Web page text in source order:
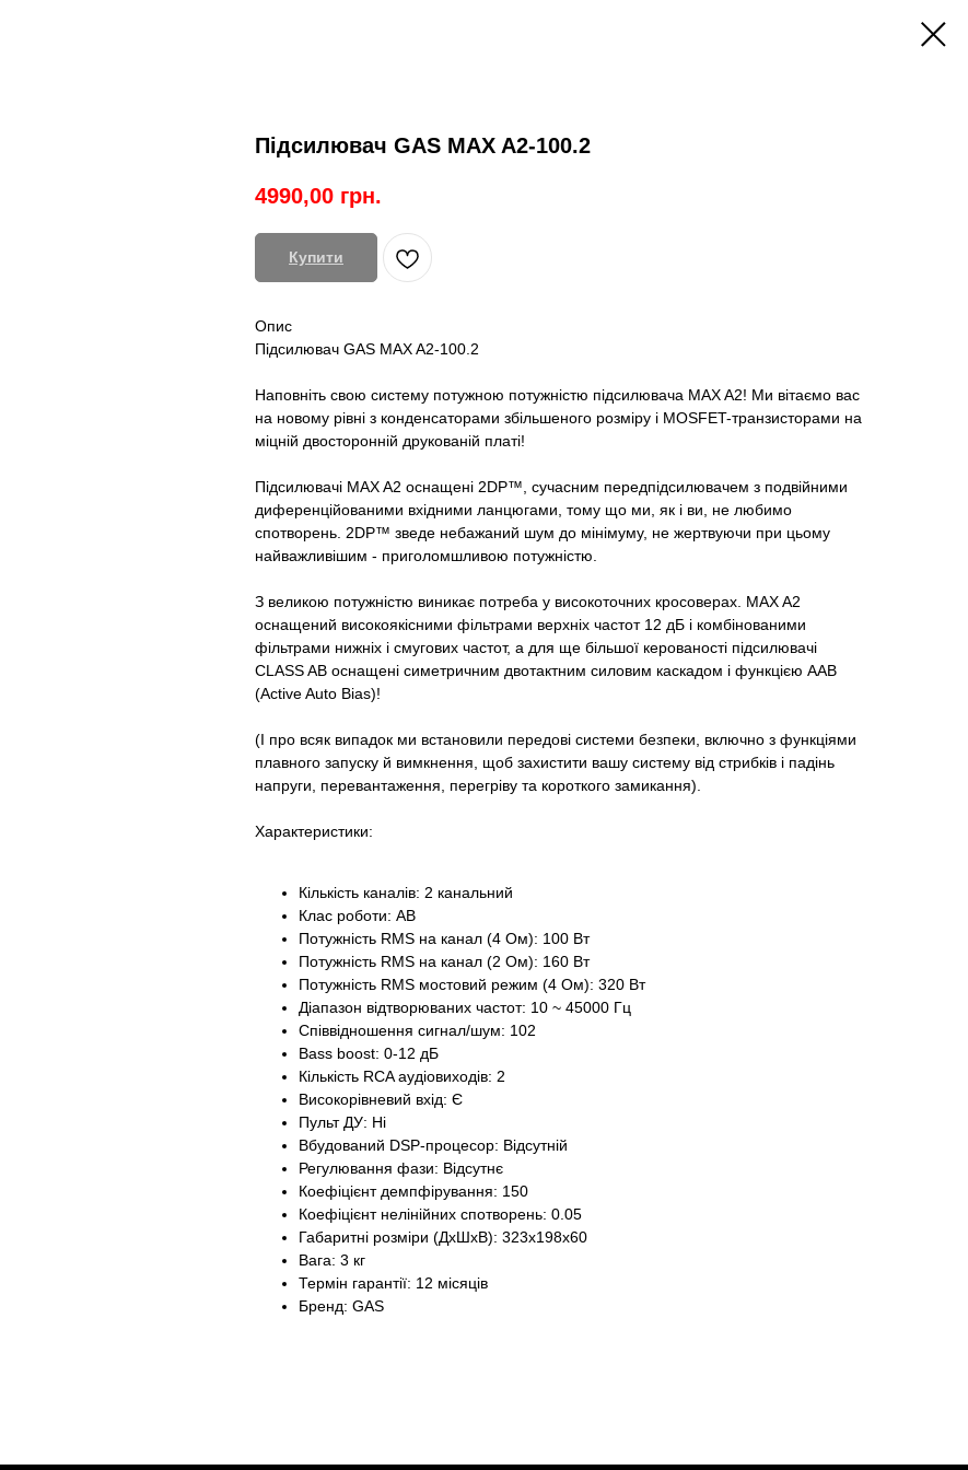
Підсилювач GAS MAX A2-100.2
4990,00 грн.
Купити
Опис
Підсилювач GAS MAX A2-100.2
Наповніть свою систему потужною потужністю підсилювача MAX A2! Ми вітаємо вас
на новому рівні з конденсаторами збільшеного розміру і MOSFET-транзисторами на
міцній двосторонній друкованій платі!
Підсилювачі MAX A2 оснащені 2DP™, сучасним передпідсилювачем з подвійними
диференційованими вхідними ланцюгами, тому що ми, як і ви, не любимо
спотворень. 2DP™ зведе небажаний шум до мінімуму, не жертвуючи при цьому
найважливішим - приголомшливою потужністю.
З великою потужністю виникає потреба у високоточних кросоверах. MAX A2
оснащений високоякісними фільтрами верхніх частот 12 дБ і комбінованими
фільтрами нижніх і смугових частот, а для ще більшої керованості підсилювачі
CLASS AB оснащені симетричним двотактним силовим каскадом і функцією AAB
(Active Auto Bias)!
(І про всяк випадок ми встановили передові системи безпеки, включно з функціями
плавного запуску й вимкнення, щоб захистити вашу систему від стрибків і падінь
напруги, перевантаження, перегріву та короткого замикання).
Характеристики:
Кількість каналів: 2 канальний
Клас роботи: AB
Потужність RMS на канал (4 Ом): 100 Вт
Потужність RMS на канал (2 Ом): 160 Вт
Потужність RMS мостовий режим (4 Ом): 320 Вт
Діапазон відтворюваних частот: 10 ~ 45000 Гц
Співвідношення сигнал/шум: 102
Bass boost: 0-12 дБ
Кількість RCA аудіовиходів: 2
Високорівневий вхід: Є
Пульт ДУ: Ні
Вбудований DSP-процесор: Відсутній
Регулювання фази: Відсутнє
Коефіцієнт демпфірування: 150
Коефіцієнт нелінійних спотворень: 0.05
Габаритні розміри (ДхШхВ): 323x198x60
Вага: 3 кг
Термін гарантії: 12 місяців
Бренд: GAS